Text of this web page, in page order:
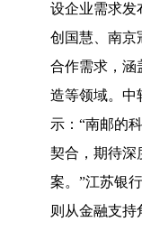
设企业需求发
创国慧、南京
合作需求，涵
造等领域。中
示：“南邮的
契合，期待深
案。”江苏银
则从金融支